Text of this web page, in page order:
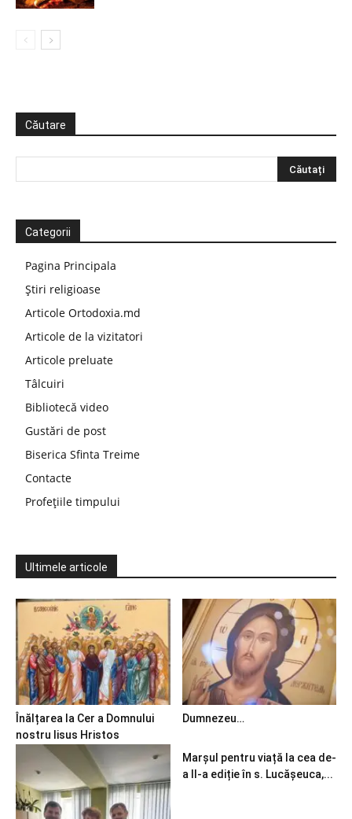
Căutare
Categorii
Pagina Principala
Știri religioase
Articole Ortodoxia.md
Articole de la vizitatori
Articole preluate
Tâlcuiri
Bibliotecă video
Gustări de post
Biserica Sfinta Treime
Contacte
Profețiile timpului
Ultimele articole
Înălțarea la Cer a Domnului
nostru Iisus Hristos
Dumnezeu…
Marșul pentru viață la cea de-
a II-a ediție în s. Lucășeuca,...